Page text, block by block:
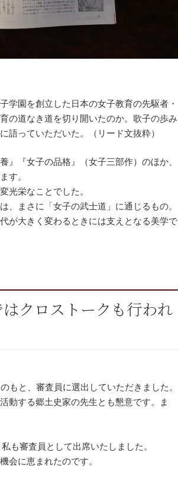
学園を創立した日本の女子教育の先駆者・
の道なき道を切り開いたのか。歌子の歩み
語っていただいた。（リード文抜粋）
』『女子の品格』（女子三部作）のほか、
す。
光栄なことでした。
、まさに「女子の武士道」に通じるもの。
が大きく変わるときには支えとなる美学で
クロストークも行われ
もと、審査員に選出していただきました。
動する郷土史家の先生とも懇意です。ま
も審査員として出席いたしました。
会に恵まれたのです。